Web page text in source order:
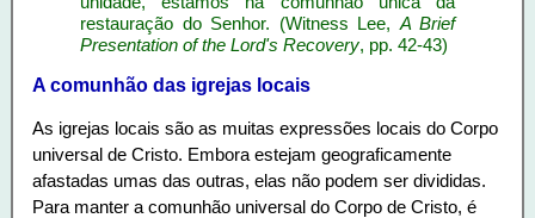
restauração do Senhor. (Witness Lee, A Brief
Presentation of the Lord's Recovery, pp. 42-43)
A comunhão das igrejas locais
As igrejas locais são as muitas expressões locais do Corpo
universal de Cristo. Embora estejam geograficamente
afastadas umas das outras, elas não podem ser divididas.
Para manter a comunhão universal do Corpo de Cristo, é